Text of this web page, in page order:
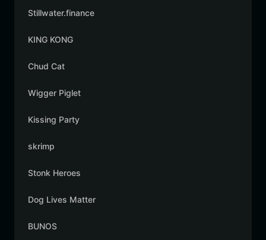
Stillwater.finance
KING KONG
Chud Cat
Wigger Piglet
Kissing Party
skrimp
Stonk Heroes
Dog Lives Matter
BUNOS